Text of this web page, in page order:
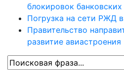
блокировок банковских
Погрузка на сети РЖД
Правительство
развитие авиастроения